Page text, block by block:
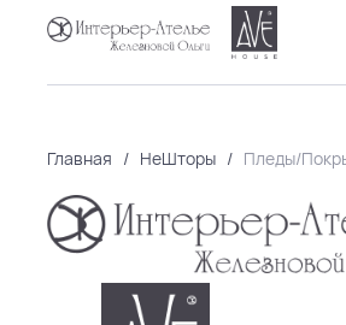
Главная / НеШторы / Пледы/